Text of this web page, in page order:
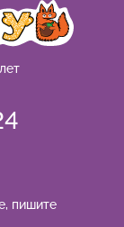
пишите